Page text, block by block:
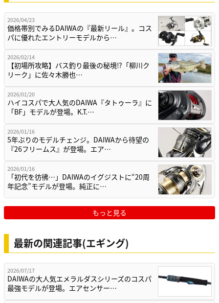
2026/04/23
価格帯別でみるDAIWAの『最新リール』。コス
パに優れたエントリーモデルから…
2026/02/14
【初場所攻略】バス釣り最後の秘境⁉「柳川ク
リーク」に佐々木勝也…
2026/01/20
ハイコスパで大人気のDAIWA『タトゥーラ』に
「BF」モデルが登場。K.T.…
2026/01/16
5年ぶりのモデルチェンジ。DAIWAから待望の
『26フリームス』が登場。エア…
2026/01/16
「初代を彷彿…」DAIWAのイグジストに“20周
年記念”モデルが登場。純正に…
もっと見る
最新の関連記事(エギング)
2026/07/17
DAIWAの大人気エメラルダスシリーズのコスパ
最強モデルが登場。エアセンサー…